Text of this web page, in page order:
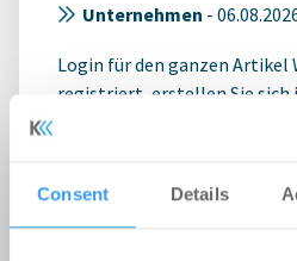
Consent Details
Unternehmen -
Login für den ganzen Artikel
registriert, erstellen Sie
kostenlosen Account, um